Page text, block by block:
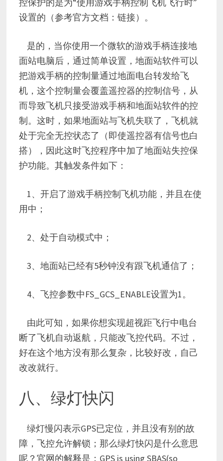
控保护的是为“使用游戏手柄控制飞机飞行时”
设置的（参考官方文档：链接）。
是的，当你使用一个微软的游戏手柄连接地
面站电脑后，通过简单设置，地面站软件可以
把游戏手柄的控制量通过地面电台转发给飞
机，这个控制量会覆盖遥控器的控制信号，从
而导致飞机只接受游戏手柄和地面站软件的控
制。这时，如果地面站与飞机失联了，飞机就
处于完全无控状态了（即使遥控器有信号也白
搭），因此这时飞控程序中加了地面站失控保
护功能。其触发条件如下：
1、开启了游戏手柄控制飞机功能，并且在使
用中；
2、处于自动模式中；
3、地面站已经有5秒钟没有跟飞机通信了；
4、飞控参数中FS_GCS_ENABLE设置为1。
由此可知，如果你想实现超视距飞行中电台
断了飞机自动返航，只能改飞控代码。不过，
好在这个地方没有那么复杂，比较好改，自己
改改就行。
八、绿灯快闪
绿灯慢闪表示GPS已定位，并且没有别的故
障，飞控允许解锁；那么绿灯快闪是什么意思
呢？官网的解释是：GPS is using SBAS(so